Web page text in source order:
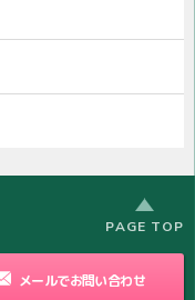
メールでお問い合わせ
PAGE TOP